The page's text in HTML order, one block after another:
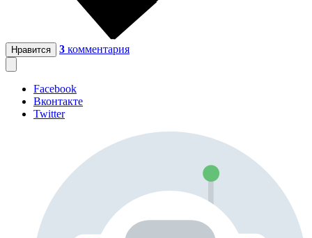
Нравится 3 комментария
Facebook
Вконтакте
Twitter